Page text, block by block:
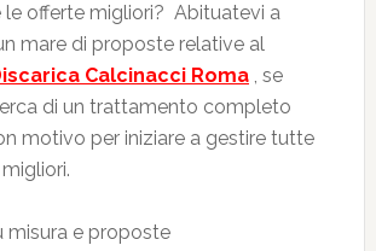
le offerte migliori? Abituatevi a
mare di proposte relative al
Calcinacci Roma, se
di un trattamento completo
motivo per iniziare a gestire tutte
misura e proposte